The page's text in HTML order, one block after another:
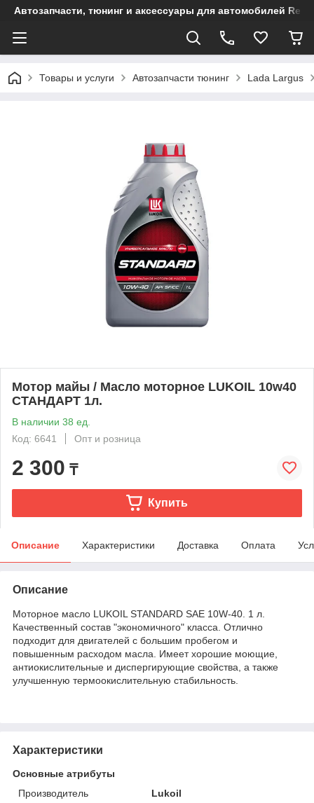
Автозапчасти, тюнинг и аксессуары для автомобилей
Товары и услуги Автозапчасти тюнинг Lada Largus
Мотор майы / Масло моторное LUKOIL 10w40
СТАНДАРТ 1л.
В наличии 38 ед.
Код: 6641
Опт и розница
2 300 ₸
Купить
Описание Характеристики Доставка Оплата
Описание
Моторное масло LUKOIL STANDARD SAE 10W-40. 1 л.
Качественный состав "экономичного" класса. Отлично
подходит для двигателей с большим пробегом и
повышенным расходом масла. Имеет хорошие моющие,
антиокислительные и диспергирующие свойства, а также
улучшенную термоокислительную стабильность.
Характеристики
Основные атрибуты
Производитель
Lukoil